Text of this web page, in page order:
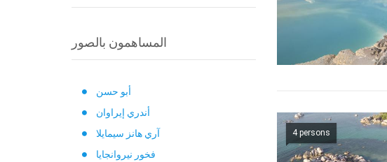
المساهمون بالصور
أبو حسن
أندري إيراوان
آري هانز سيمايلا
فخور نيروانجايا
4 persons